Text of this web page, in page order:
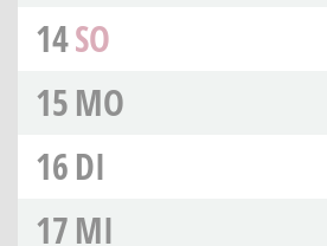
14SO
15MO
16DI
17MI